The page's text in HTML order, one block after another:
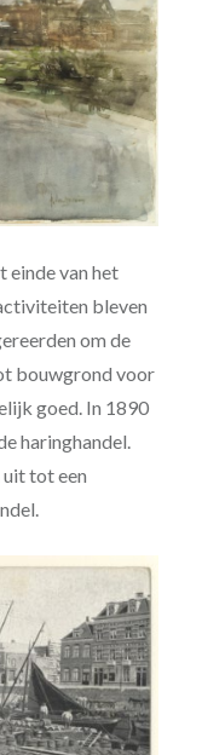
einde van het
bleven
om de
bouwgrond voor
goed. In 1890
haringhandel.
tot een